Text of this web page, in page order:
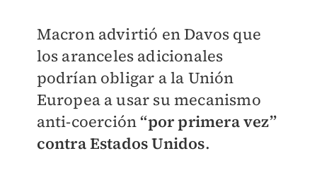
Macron advirtió en Davos que
los aranceles adicionales
podrían obligar a la Unión
Europea a usar su mecanismo
anti-coerción“por primera vez”
contra Estados Unidos.